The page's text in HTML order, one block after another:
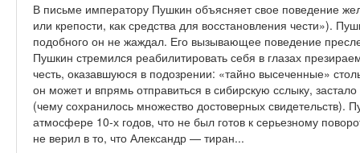
В письме императору Пушкин объясняет свое поведение
или крепости, как средства для восстановления чести»).
подобного он не жаждал. Его вызывающее поведение
Пушкин стремился реабилитировать себя в глазах
честь, оказавшуюся в подозрении: «тайно высеченные»
он может и впрямь отправиться в сибирскую сслыку,
(чему сохранилось множество достоверных свидетельств).
атмосфере 10-х годов, что не был готов к серьезному
не верил в то, что Александр — тиран...